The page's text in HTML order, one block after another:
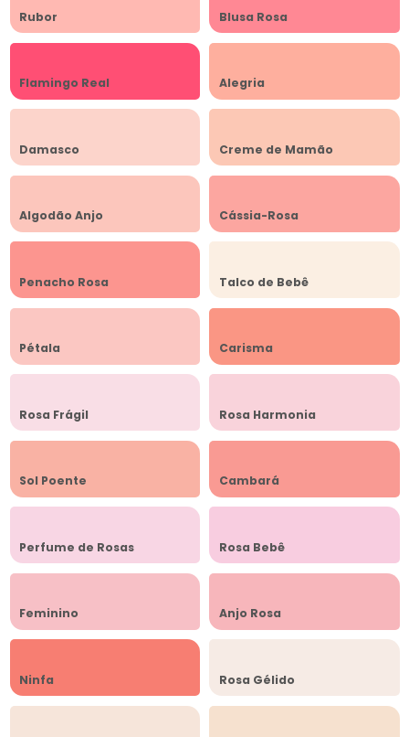
Rubor Blusa Rosa
Flamingo Real Alegria
Damasco Creme de Mamão
Algodão Anjo Cássia-Rosa
Penacho Rosa Talco de Bebê
Pétala Carisma
Rosa Frágil Rosa Harmonia
Sol Poente Cambará
Perfume de Rosas Rosa Bebê
Feminino Anjo Rosa
Ninfa Rosa Gélido